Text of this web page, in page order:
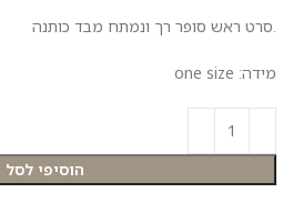
.סרט ראש סופר רך ונמתח מבד כותנה
מידה: one size
הוסיפי לסל